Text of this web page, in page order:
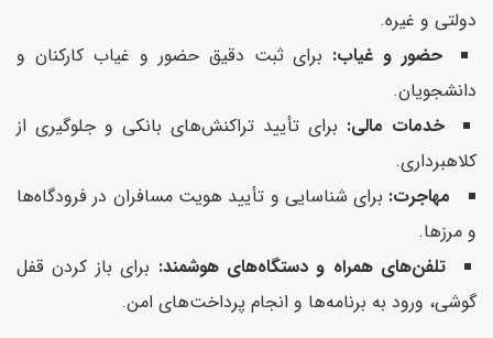
دولتی و غیره.
حضور و غیاب: برای ثبت دقیق حضور و غیاب کارکنان و
دانشجویان.
خدمات مالی: برای تأیید تراکنش‌های بانکی و جلوگیری از
کلاهبرداری.
مهاجرت: برای شناسایی و تأیید هویت مسافران در فرودگاه‌ها
و مرزها.
تلفن‌های همراه و دستگاه‌های هوشمند: برای باز کردن قفل
گوشی، ورود به برنامه‌ها و انجام پرداخت‌های امن.